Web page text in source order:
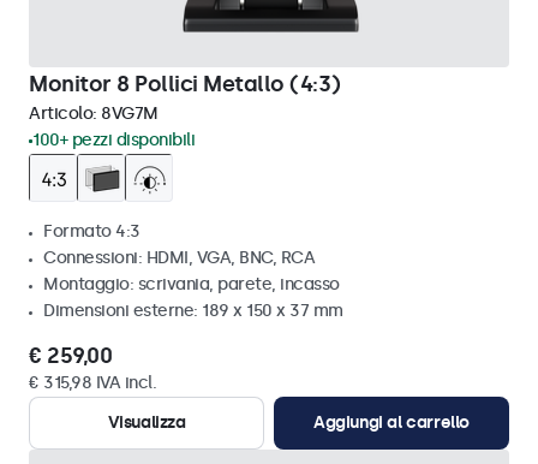
Monitor 8 Pollici Metallo (4:3)
Articolo: 8VG7M
100+ pezzi disponibili
Formato 4:3
Connessioni: HDMI, VGA, BNC, RCA
Montaggio: scrivania, parete, incasso
Dimensioni esterne: 189 x 150 x 37 mm
€ 259,00
€ 315,98 IVA incl.
Visualizza
Aggiungi al carrello